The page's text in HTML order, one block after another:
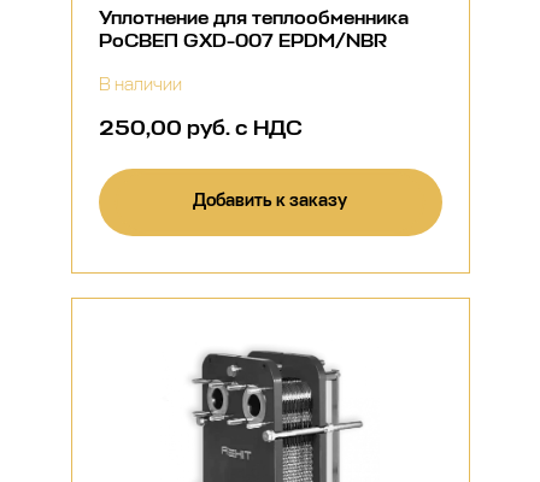
Уплотнение для теплообменника
РоСВЕП GXD-007 EPDM/NBR
В наличии
250,00 руб. с НДС
Добавить к заказу